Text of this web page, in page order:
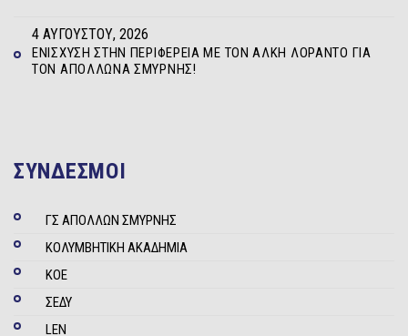
ΕΝΊΣΧΥΣΗ ΣΤΗΝ ΠΕΡΙΦΈΡΕΙΑ ΜΕ ΤΟΝ ΆΛΚΗ ΛΟΡΆΝΤΟ ΓΙΑ
ΤΟΝ ΑΠΌΛΛΩΝΑ ΣΜΎΡΝΗΣ!
4 ΑΥΓΟΎΣΤΟΥ, 2026
ΣΥΝΔΕΣΜΟΙ
ΓΣ ΑΠΟΛΛΩΝ ΣΜΥΡΝΗΣ
ΚΟΛΥΜΒΗΤΙΚΗ ΑΚΑΔΗΜΙΑ
ΚΟΕ
ΣΕΔΥ
LEN